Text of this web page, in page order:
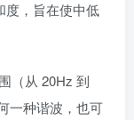
度，旨在使中低
（从 20Hz 到
一种谐波，也可